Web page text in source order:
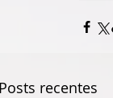
recentes